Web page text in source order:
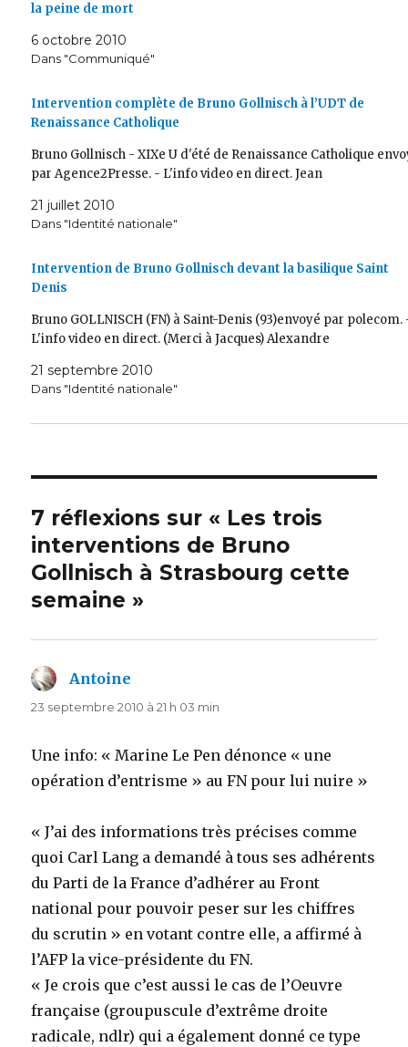
la peine de mort
6 octobre 2010
Dans "Communiqué"
Intervention complète de Bruno Gollnisch à l’UDT de
Renaissance Catholique
Bruno Gollnisch - XIXe U d'été de Renaissance Catholique
par Agence2Presse. - L'info video en direct. Jean
21 juillet 2010
Dans "Identité nationale"
Intervention de Bruno Gollnisch devant la basilique Saint
Denis
Bruno GOLLNISCH (FN) à Saint-Denis (93)envoyé par polecom.
L'info video en direct. (Merci à Jacques) Alexandre
21 septembre 2010
Dans "Identité nationale"
7 réflexions sur « Les trois
interventions de Bruno
Gollnisch à Strasbourg cette
semaine »
Antoine
23 septembre 2010 à 21 h 03 min
Une info: « Marine Le Pen dénonce « une
opération d’entrisme » au FN pour lui nuire »
« J’ai des informations très précises comme
quoi Carl Lang a demandé à tous ses adhérents
du Parti de la France d’adhérer au Front
national pour pouvoir peser sur les chiffres
du scrutin » en votant contre elle, a affirmé à
l’AFP la vice-présidente du FN.
« Je crois que c’est aussi le cas de l’Oeuvre
française (groupuscule d’extrême droite
radicale, ndlr) qui a également donné ce type